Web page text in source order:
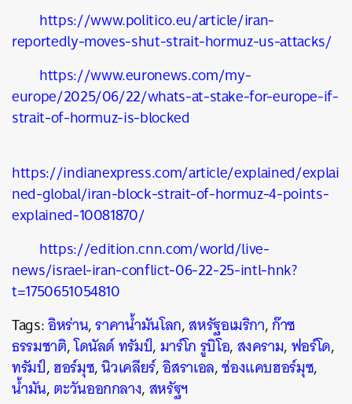
https://www.politico.eu/article/iran-
reportedly-moves-shut-strait-hormuz-us-attacks/
https://www.euronews.com/my-
europe/2025/06/22/whats-at-stake-for-europe-if-
strait-of-hormuz-is-blocked
https://indianexpress.com/article/explained/explai
ned-global/iran-block-strait-of-hormuz-4-points-
explained-10081870/
https://edition.cnn.com/world/live-
news/israel-iran-conflict-06-22-25-intl-hnk?
t=1750651054810
Tags:อิหร่าน,ราคาน้ำมันโลก,สหรัฐอเมริกา,ก๊าซ
ธรรมชาติ,โดนัลด์ ทรัมป์,มาร์โก รูบิโอ,สงคราม,ฟอร์โด,
ทรัมป์,ฮอร์มุซ,นิวเคลียร์,อิสราเอล,ช่องแคบฮอร์มุซ,
น้ำมัน,ตะวันออกกลาง,สหรัฐฯ